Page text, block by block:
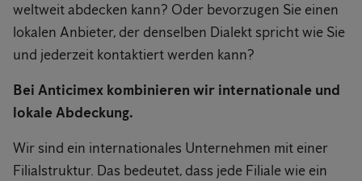
weltweit abdecken kann? Oder bevorzugen Sie einen
lokalen Anbieter, der denselben Dialekt spricht wie Sie
und jederzeit kontaktiert werden kann?
Bei Anticimex kombinieren wir internationale und
lokale Abdeckung.
Wir sind ein internationales Unternehmen mit einer
Filialstruktur. Das bedeutet, dass jede Filiale wie ein